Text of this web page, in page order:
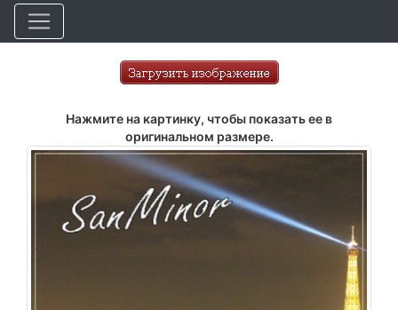
Нажмите на картинку, чтобы показать ее в
оригинальном размере.